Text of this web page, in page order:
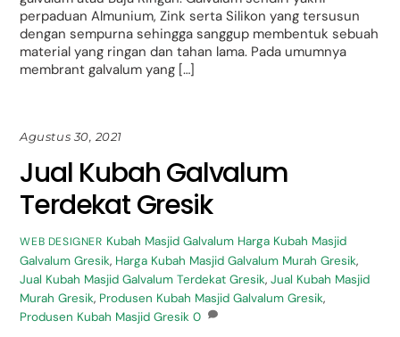
perpaduan Almunium, Zink serta Silikon yang tersusun
dengan sempurna sehingga sanggup membentuk sebuah
material yang ringan dan tahan lama. Pada umumnya
membrant galvalum yang […]
Agustus 30, 2021
Jual Kubah Galvalum
Terdekat Gresik
WEB DESIGNER Kubah Masjid Galvalum Harga Kubah Masjid
Galvalum Gresik, Harga Kubah Masjid Galvalum Murah Gresik,
Jual Kubah Masjid Galvalum Terdekat Gresik,Jual Kubah Masjid
Murah Gresik, Produsen Kubah Masjid Galvalum Gresik,
Produsen Kubah Masjid Gresik 0